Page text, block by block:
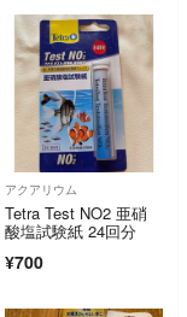
アクアリウム
Tetra Test NO2 亜硝
酸塩試験紙 24回分
¥700